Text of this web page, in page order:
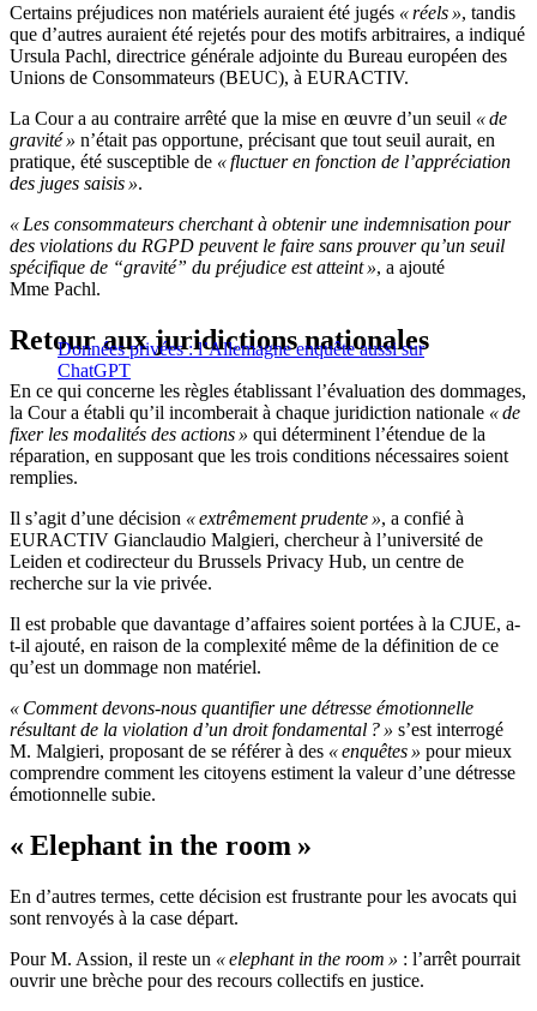
Certains préjudices non matériels auraient été jugés « réels », tandis
que d’autres auraient été rejetés pour des motifs arbitraires, a indiqué
Ursula Pachl, directrice générale adjointe du Bureau européen des
Unions de Consommateurs (BEUC), à EURACTIV.
La Cour a au contraire arrêté que la mise en œuvre d’un seuil « de
gravité » n’était pas opportune, précisant que tout seuil aurait, en
pratique, été susceptible de « fluctuer en fonction de l’appréciation
des juges saisis ».
« Les consommateurs cherchant à obtenir une indemnisation pour
des violations du RGPD peuvent le faire sans prouver qu’un seuil
spécifique de “gravité” du préjudice est atteint », a ajouté
Mme Pachl.
Données privées : l’Allemagne enquête aussi sur
ChatGPT
Retour aux juridictions nationales
En ce qui concerne les règles établissant l’évaluation des dommages,
la Cour a établi qu’il incomberait à chaque juridiction nationale « de
fixer les modalités des actions » qui déterminent l’étendue de la
réparation, en supposant que les trois conditions nécessaires soient
remplies.
Il s’agit d’une décision « extrêmement prudente », a confié à
EURACTIV Gianclaudio Malgieri, chercheur à l’université de
Leiden et codirecteur du Brussels Privacy Hub, un centre de
recherche sur la vie privée.
Il est probable que davantage d’affaires soient portées à la CJUE, a-
t-il ajouté, en raison de la complexité même de la définition de ce
qu’est un dommage non matériel.
« Comment devons-nous quantifier une détresse émotionnelle
résultant de la violation d’un droit fondamental ? » s’est interrogé
M. Malgieri, proposant de se référer à des « enquêtes » pour mieux
comprendre comment les citoyens estiment la valeur d’une détresse
émotionnelle subie.
« Elephant in the room »
En d’autres termes, cette décision est frustrante pour les avocats qui
sont renvoyés à la case départ.
Pour M. Assion, il reste un « elephant in the room » : l’arrêt pourrait
ouvrir une brèche pour des recours collectifs en justice.